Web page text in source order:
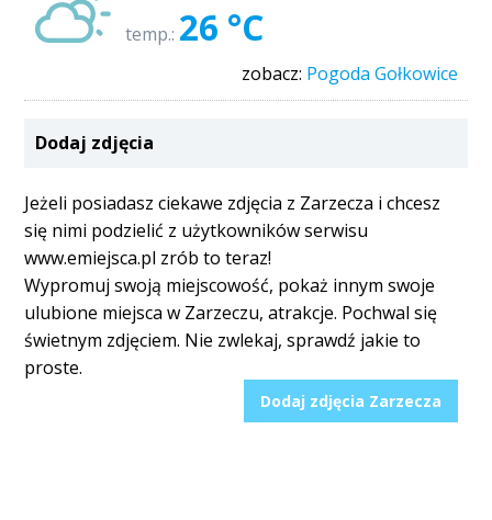
temp.: 26 °C
zobacz: Pogoda Gołkowice
Dodaj zdjęcia
Jeżeli posiadasz ciekawe zdjęcia z Zarzecza i chcesz
się nimi podzielić z użytkowników serwisu
www.emiejsca.pl zrób to teraz!
Wypromuj swoją miejscowość, pokaż innym swoje
ulubione miejsca w Zarzeczu, atrakcje. Pochwal się
świetnym zdjęciem. Nie zwlekaj, sprawdź jakie to
proste.
Dodaj zdjęcia Zarzecza